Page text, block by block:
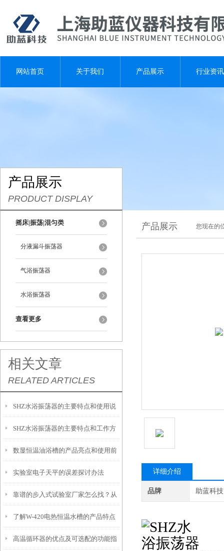
网站首页 关于我们 产品展示 行业资讯
产品展示
PRODUCT DISPLAY
摇床|振荡|混匀类
分液漏斗振荡器
气浴振荡器
水浴振荡器
查看更多
相关文章
RELATED ARTICLES
SHZ水浴振荡器的主要特点和使用说
明
SHZ水浴振荡器的主要特点和工作方
式是怎样的
数显恒温油浴槽的产品亮点和使用前
安全须知
实验室电子天平的误差探讨办法
靠谱的步入式试验室厂家怎么找？从
信誉和资质入手
了解W-420电热恒温水槽的产品特点
及如何使用它
高温循环器的优点及可选配的功能指
产品展示 您现在的
详细介绍
品牌 助蓝科技